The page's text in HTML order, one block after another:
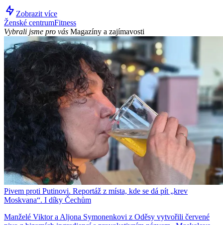
Zobrazit více
Ženské centrumFitness
Vybrali jsme pro vás Magazíny a zajímavosti
Pivem proti Putinovi. Reportáž z místa, kde se dá pít „krev
Moskvana“. I díky Čechům
Manželé Viktor a Aljona Symonenkovi z Oděsy vytvořili červené